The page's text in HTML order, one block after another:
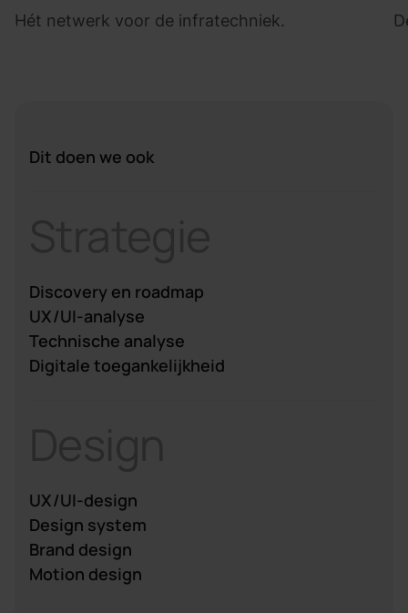
Hét netwerk voor de infratechniek.
Dit doen we ook
Discovery en roadmap
UX/UI-analyse
Technische analyse
Digitale toegankelijkheid
UX/UI-design
Design system
Brand design
Motion design